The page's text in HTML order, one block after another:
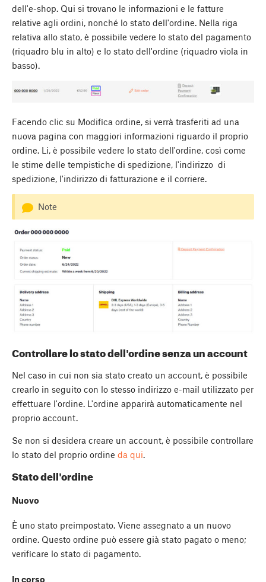
dell'e-shop. Qui si trovano le informazioni e le fatture
relative agli ordini, nonché lo stato dell'ordine. Nella riga
relativa allo stato, è possibile vedere lo stato del pagamento
(riquadro blu in alto) e lo stato dell'ordine (riquadro viola in
basso).
Facendo clic su Modifica ordine, si verrà trasferiti ad una
nuova pagina con maggiori informazioni riguardo il proprio
ordine. Li, è possibile vedere lo stato dell'ordine, così come
le stime delle tempistiche di spedizione, l'indirizzo di
spedizione, l'indirizzo di fatturazione e il corriere.
Note
Controllare lo stato dell'ordine senza un account
Nel caso in cui non sia stato creato un account, è possibile
crearlo in seguito con lo stesso indirizzo e-mail utilizzato per
effettuare l'ordine. L'ordine apparirà automaticamente nel
proprio account.
Se non si desidera creare un account, è possibile controllare
lo stato del proprio ordine da qui.
Stato dell'ordine
Nuovo
È uno stato preimpostato. Viene assegnato a un nuovo
ordine. Questo ordine può essere già stato pagato o meno;
verificare lo stato di pagamento.
In corso